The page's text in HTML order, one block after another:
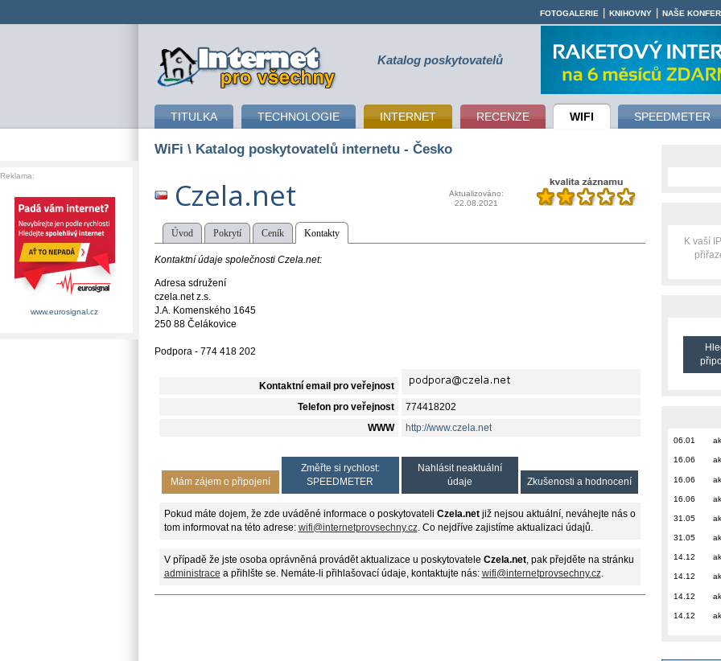
připojení k internetu Katalog poskytovatelů
TITULKA TECHNOLOGIE INTERNET RECENZE WIFI SPEEDMETER
FOTOGALERIE KNIHOVNY NAŠE
WiFi \ Katalog poskytovatelů internetu - Česko
Czela.net
Aktualizováno:
22.08.2021
Úvod Pokrytí Ceník Kontakty
Kontaktní údaje společnosti Czela.net:
Adresa sdružení
czela.net z.s.
J.A. Komenského 1645
250 88 Čelákovice
Podpora - 774 418 202
Kontaktní email pro veřejnost
Telefon pro veřejnost 774418202
WWW http://www.czela.net
Mám zájem o připojení
Změřte si rychlost:
SPEEDMETER
Nahlásit neaktuální
údaje
Zkušenosti a hodnocení
Pokud máte dojem, že zde uváděné informace o poskytovateli Czela.netjiž nejsou aktuální, neváhejte nás o
tom informovat na této adrese: wifi@internetprovsechny.cz. Co nejdříve zajistíme aktualizaci údajů.
V případě že jste osoba oprávněná provádět aktualizace u poskytovatele Czela.net, pak přejděte na stránku
administrace a přihlšte se. Nemáte-li přihlašovací údaje, kontaktujte nás: wifi@internetprovsechny.cz.
K vaší
06.01
16.06
16.06
16.06
31.05
31.05
14.12
14.12
14.12
14.12
Reklama:
www.eurosignal.cz